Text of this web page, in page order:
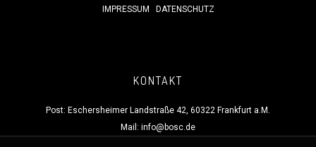
IMPRESSUM DATENSCHUTZ
KONTAKT
Post: Eschersheimer Landstraße 42, 60322 Frankfurt a.M.
Mail: info@bosc.de